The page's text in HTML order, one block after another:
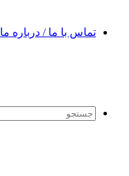
تماس با ما / درباره ما